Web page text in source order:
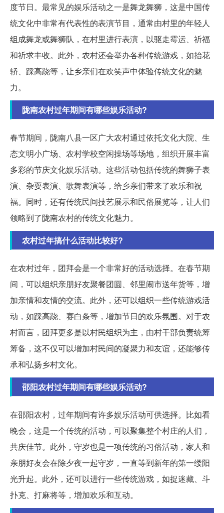
度节日。最常见的娱乐活动之一是舞龙舞狮，这是中国传
统文化中非常有代表性的表演节目，通常由村里的年轻人
组成舞龙或舞狮队，在村里进行表演，以驱走霉运、祈福
和祈求丰收。此外，农村还会举办各种传统游戏，如抬花
轿、踩高跷等，让乡亲们在欢笑声中体验传统文化的魅
力。
陇南农村过年期间有哪些娱乐活动?
春节期间，陇南八县一区广大农村通过依托文化大院、生
态文明小广场、农村学校空闲操场等场地，组织开展丰富
多彩的节庆文化娱乐活动。这些活动包括传统的舞狮子表
演、杂耍表演、歌舞表演等，给乡亲们带来了欢乐和祝
福。同时，还有传统民间技艺展示和民俗展览等，让人们
领略到了陇南农村的传统文化魅力。
农村过年搞什么活动比较好?
在农村过年，团拜会是一个非常好的活动选择。在春节期
间，可以组织亲朋好友聚餐团圆、邻里闹市送年货等，增
加亲情和友情的交流。此外，还可以组织一些传统游戏活
动，如踩高跷、赛白条等，增加节日的欢乐氛围。对于农
村而言，团拜更多是以村民组织为主，由村干部负责统筹
筹备，这不仅可以增加村民间的凝聚力和友谊，还能够传
承和弘扬乡村文化。
邵阳农村过年期间有哪些娱乐活动?
在邵阳农村，过年期间有许多娱乐活动可供选择。比如看
晚会，这是一个传统的活动，可以聚集整个村庄的人们，
共庆佳节。此外，守岁也是一项传统的习俗活动，家人和
亲朋好友会在除夕夜一起守岁，一直等到新年的第一缕阳
光升起。此外，还可以进行一些传统游戏，如捉迷藏、斗
扑克、打麻将等，增加欢乐和互动。